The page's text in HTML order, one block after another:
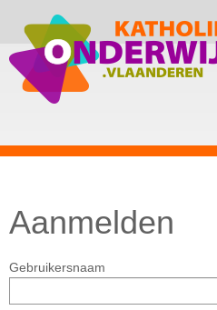
Aanmelden
Gebruikersnaam